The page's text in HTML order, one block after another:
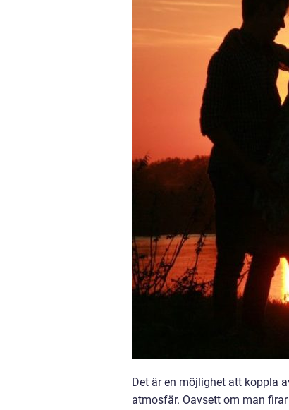
Det är en möjlighet att koppla
atmosfär. Oavsett om man